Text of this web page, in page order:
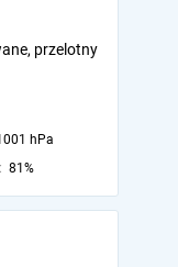
przelotny
hPa
81%